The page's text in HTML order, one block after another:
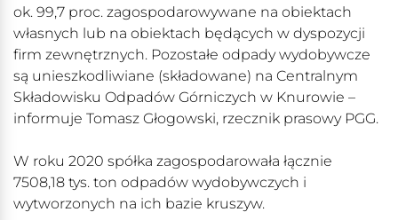
ok. 99,7 proc. zagospodarowywane na obiektach
własnych lub na obiektach będących w dyspozycji
firm zewnętrznych. Pozostałe odpady wydobywcze
są unieszkodliwiane (składowane) na Centralnym
Składowisku Odpadów Górniczych w Knurowie –
informuje Tomasz Głogowski, rzecznik prasowy PGG.
W roku 2020 spółka zagospodarowała łącznie
7508,18 tys. ton odpadów wydobywczych i
wytworzonych na ich bazie kruszyw.